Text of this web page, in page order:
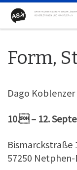
Zum Inhalt springen
Form,
Dago Koblenzer
10. – 12.
Bismarckstraße
57250